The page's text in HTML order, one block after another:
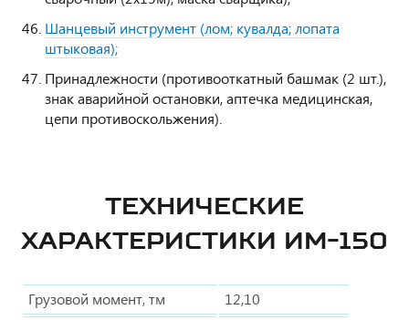
Шанцевый инструмент (лом; кувалда; лопата
штыковая);
Принадлежности (противооткатный башмак (2 шт.),
знак аварийной остановки, аптечка медицинская,
цепи противоскольжения).
ТЕХНИЧЕСКИЕ
ХАРАКТЕРИСТИКИ ИМ-150
Грузовой момент, тм
12,10